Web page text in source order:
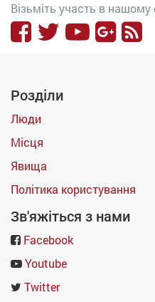
Візьміть участь в нашому
Розділи
Люди
Місця
Явища
Політика користування
Зв'яжіться з нами
Facebook
Youtube
Twitter